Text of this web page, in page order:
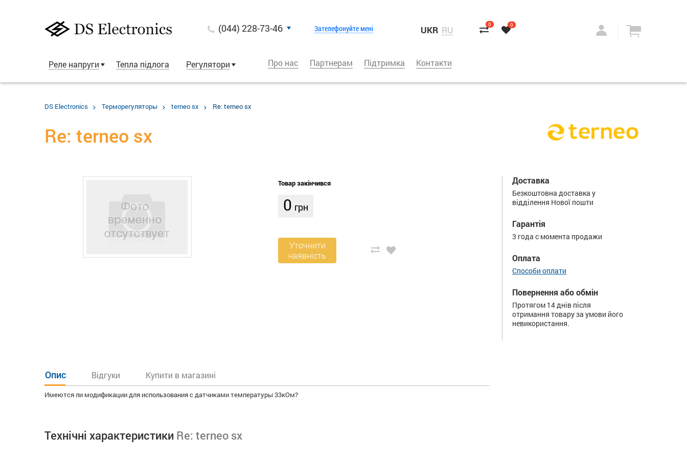
(044) 228-73-46 Зателефонуйте мені UKR RU 0 0
Реле напруги Тепла підлога Регулятори Про нас Партнерам Підтримка Контакти
DS Electronics Терморегуляторы terneo sx Re: terneo sx
Re: terneo sx
Товар закінчився
0 грн
Уточнити
наявність
Доставка
Безкоштовна доставка у
відділення Нової пошти
Гарантія
3 года с момента продажи
Оплата
Способи оплати
Повернення або обмін
Протягом 14 днів після
отримання товару за умови його
невикористання.
Опис Відгуки Купити в магазині
Имеются ли модификации для использования с датчиками температуры 33кОм?
Технічні характеристики Re: terneo sx